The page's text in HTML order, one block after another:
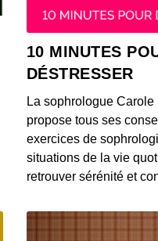
10 MINUTES
DÉSTRESSER
La sophrologue Carole
propose tous ses
exercices de
situations de la vie
retrouver sérénité et